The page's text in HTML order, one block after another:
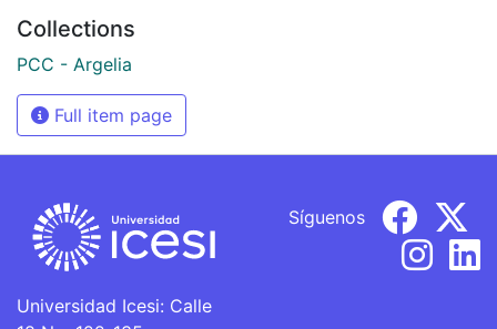
Collections
PCC - Argelia
Full item page
Universidad Icesi: Calle
Síguenos